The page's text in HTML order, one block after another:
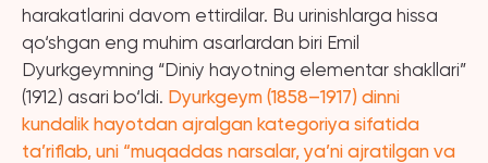
harakatlarini davom ettirdilar. Bu urinishlarga hissa
qo‘shgan eng muhim asarlardan biri Emil
Dyurkgeymning “Diniy hayotning elementar shakllari”
(1912) asari bo‘ldi. Dyurkgeym (1858–1917) dinni
kundalik hayotdan ajralgan kategoriya sifatida
ta’riflab, uni “muqaddas narsalar, ya’ni ajratilgan va